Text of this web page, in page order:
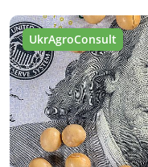
UkrAgroConsult